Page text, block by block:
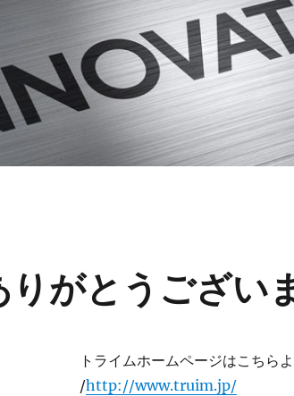
がとうござい
トライムホームページはこちら
/http://www.truim.jp/